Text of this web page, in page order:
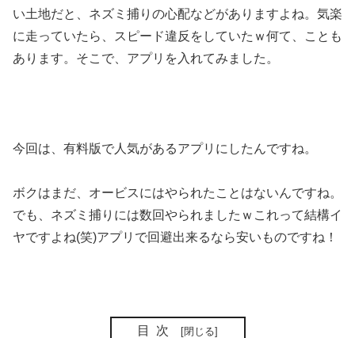
い土地だと、ネズミ捕りの心配などがありますよね。気楽
に走っていたら、スピード違反をしていたｗ何て、ことも
あります。そこで、アプリを入れてみました。
今回は、有料版で人気があるアプリにしたんですね。
ボクはまだ、オービスにはやられたことはないんですね。
でも、ネズミ捕りには数回やられましたｗこれって結構イ
ヤですよね(笑)アプリで回避出来るなら安いものですね！
目次